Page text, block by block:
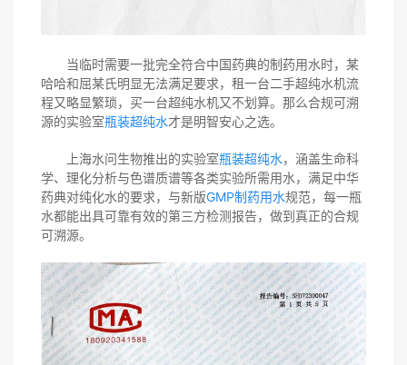
当临时需要一批完全符合中国药典的制药用水时，某
哈哈和屈某氏明显无法满足要求，租一台二手超纯水机流
程又略显繁琐，买一台超纯水机又不划算。那么合规可溯
源的实验室瓶装超纯水才是明智安心之选。
上海水问生物推出的实验室瓶装超纯水，涵盖生命科
学、理化分析与色谱质谱等各类实验所需用水，满足中华
药典对纯化水的要求，与新版GMP制药用水规范，每一瓶
水都能出具可靠有效的第三方检测报告，做到真正的合规
可溯源。